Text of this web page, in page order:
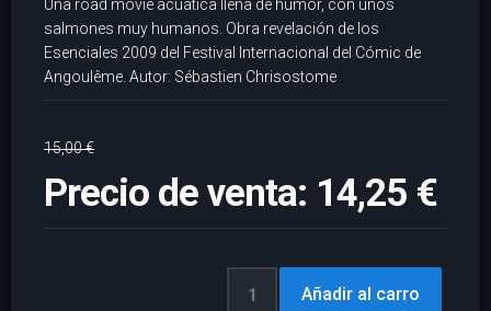
Una road movie acuática llena de humor, con unos
salmones muy humanos. Obra revelación de los
Esenciales 2009 del Festival Internacional del Cómic de
Angoulême. Autor: Sébastien Chrisostome
15,00 €
Precio de venta: 14,25 €